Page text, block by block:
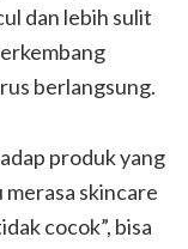
dan lebih sulit
berlangsung.
produk yang
merasa skincare
cocok”, bisa